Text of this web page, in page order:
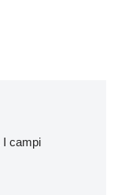
I campi